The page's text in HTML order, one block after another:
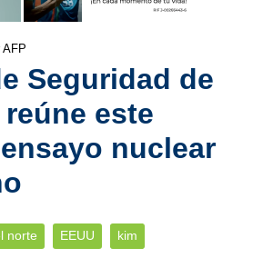
AFP
Seguridad de
reúne este
nuclear
norte EEUU kim